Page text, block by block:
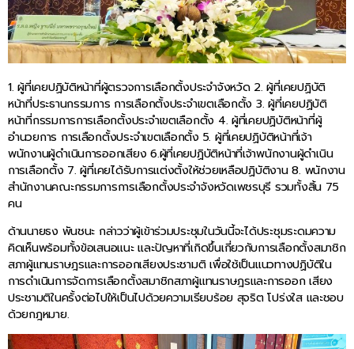
1. ผู้ที่เคยปฏิบัติหน้าที่ผู้ตรวจการเลือกตั้งประจำจังหวัด 2. ผู้ที่เคยปฏิบัติ
หน้าที่ประธานกรรมการ การเลือกตั้งประจำเขตเลือกตั้ง 3. ผู้ที่เคยปฏิบัติ
หน้าที่กรรมการการเลือกตั้งประจำเขตเลือกตั้ง 4. ผู้ที่เคยปฏิบัติหน้าที่ผู้
อำนวยการ การเลือกตั้งประจำเขตเลือกตั้ง 5. ผู้ที่เคยปฏิบัติหน้าที่เจ้า
พนักงานผู้ดำเนินการออกเสียง 6.ผู้ที่เคยปฏิบัติหน้าที่เจ้าพนักงานผู้ดำเนิน
การเลือกตั้ง 7. ผู้ที่เคยได้รับการแต่งตั้งให้ช่วยเหลือปฏิบัติงาน 8. พนักงาน
สำนักงานคณะกรรมการการเลือกตั้งประจำจังหวัดเพชรบุรี รวมทั้งสิ้น 75
คน
ด้านนายธง พันชนะ กล่าวว่าผู้เข้าร่วมประชุมในวันนี้จะได้ประชุมระดมความ
คิดเห็นพร้อมทั้งข้อเสนอแนะ และปัญหาที่เกิดขึ้นเกี่ยวกับการเลือกตั้งสมาชิก
สภาผู้แทนราษฎรและการออกเสียงประชามติ เพื่อใช้เป็นแนวทางปฏิบัติใน
การดำเนินการจัดการเลือกตั้งสมาชิกสภาผู้แทนราษฎรและการออก เสียง
ประชามติในครั้งต่อไปให้เป็นไปด้วยความเรียบร้อย สุจริต โปร่งใส และชอบ
ด้วยกฎหมาย.